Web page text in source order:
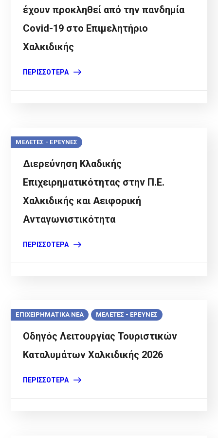
έχουν προκληθεί από την πανδημία
Covid-19 στο Επιμελητήριο
Χαλκιδικής
ΠΕΡΙΣΣΌΤΕΡΑ
ΜΕΛΕΤΕΣ - ΕΡΕΥΝΕΣ
Διερεύνηση Κλαδικής
Επιχειρηματικότητας στην Π.Ε.
Χαλκιδικής και Αειφορική
Ανταγωνιστικότητα
ΠΕΡΙΣΣΌΤΕΡΑ
ΕΠΙΧΕΙΡΗΜΑΤΙΚΑ ΝΕΑ ΜΕΛΕΤΕΣ - ΕΡΕΥΝΕΣ
Οδηγός Λειτουργίας Τουριστικών
Καταλυμάτων Χαλκιδικής 2026
ΠΕΡΙΣΣΌΤΕΡΑ